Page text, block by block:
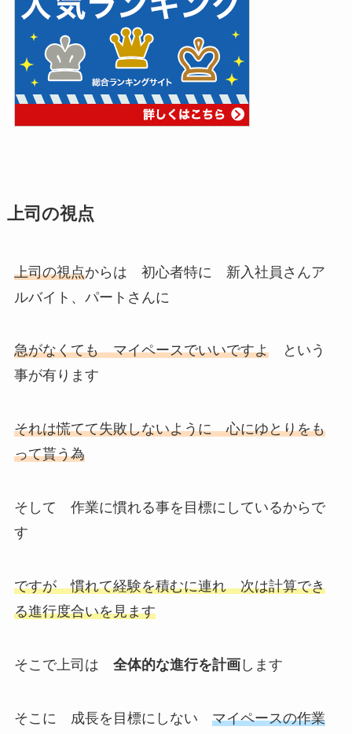
上司の視点
上司の視点からは 初心者特に 新入社員さんア
ルバイト、パートさんに
急がなくても マイペースでいいですよという
事が有ります
それは慌てて失敗しないように 心にゆとりをも
って貰う為
そして 作業に慣れる事を 目標にしているからで
す
ですが 慣れて経験を積むに連れ 次は計算でき
る進行度合いを見ます
そこで上司は 全体的な進行を計画します
そこに 成長を目標にしない
マイペースの作業